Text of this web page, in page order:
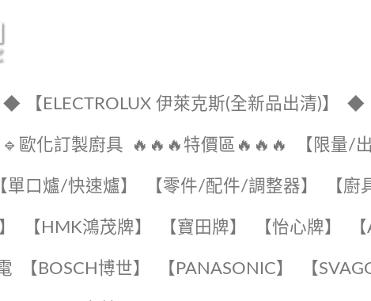
◆ 【ELECTROLUX 伊萊克斯(全新品出清)】 ◆
🔹歐化訂製廚具 🔥🔥🔥特價區🔥🔥🔥 【限量/
單口爐/快速爐】 【零件/配件/調整器】 【廚
【HMK鴻茂牌】 【寶田牌】 ️【怡心牌】️
【BOSCH博世】 ️【PANASONIC】️ 【